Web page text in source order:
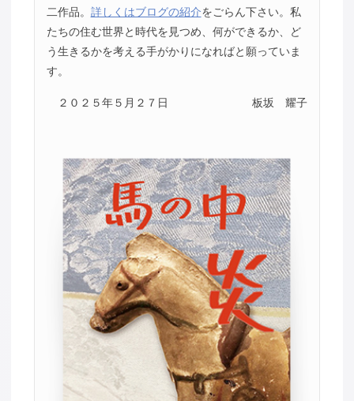
二作品。 詳しくはブログの紹介をごらん下さい。私
たちの住む世界と時代を見つめ、何ができるか、ど
う生きるかを考える手がかりになればと願っていま
す。
２０２５年５月２７日 板坂 耀子